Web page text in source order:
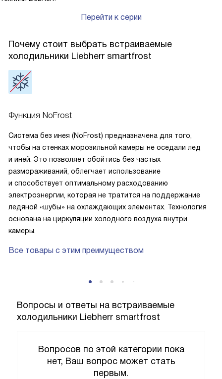
Перейти к серии
Почему стоит выбрать встраиваемые
холодильники Liebherr smartfrost
Функция NoFrost
Система без инея (NoFrost) предназначена для того,
чтобы на стенках морозильной камеры не оседали лед
и иней. Это позволяет обойтись без частых
размораживаний, облегчает использование
и способствует оптимальному расходованию
электроэнергии, которая не тратится на поддержание
ледяной «шубы» на охлаждающих элементах. Технология
основана на циркуляции холодного воздуха внутри
камеры.
Все товары с этим преимуществом
Вопросы и ответы на встраиваемые
холодильники Liebherr smartfrost
Вопросов по этой категории пока
нет, Ваш вопрос может стать
первым.